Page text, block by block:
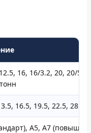
16, 16/3.2, 20, 20/5,
16.5, 19.5, 22.5, 28.5
А5, А7